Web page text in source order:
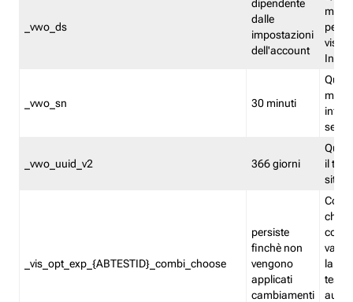
_vwo_ds
dipendente
dalle
impostazioni
dell'account
_vwo_sn 30 minuti
_vwo_uuid_v2 366 giorni
il
sito
_vis_opt_exp_{ABTESTID}_combi_choose
persiste
finchè non
vengono
applicati
cambiamenti
che
la
test.